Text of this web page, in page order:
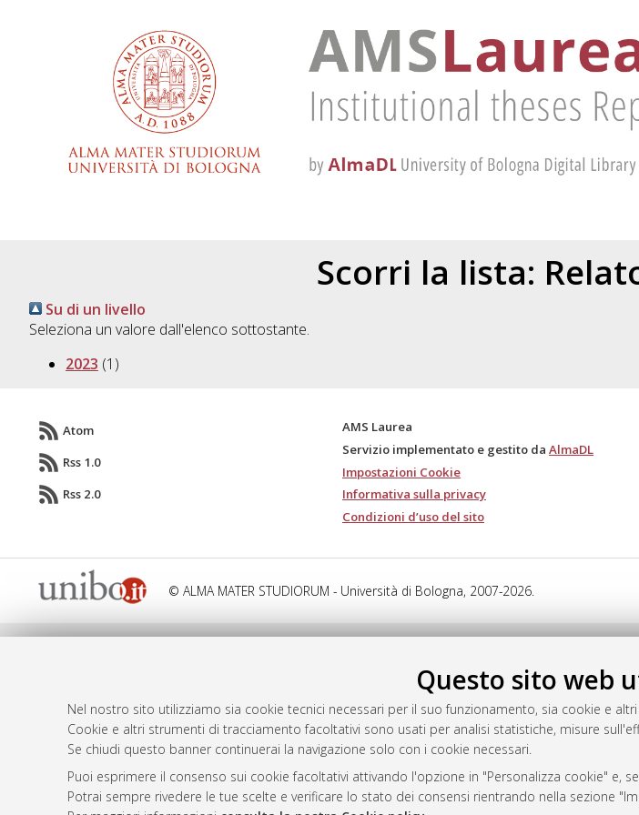
Questo sito web
Nel nostro sito utilizziamo sia cookie tecnici necessari per il suo funzionamento, sia cookie e
Cookie e altri strumenti di tracciamento facoltativi sono usati per analisi statistiche, misure
Se chiudi questo banner continuerai la navigazione solo con i cookie necessari.
Puoi esprimere il consenso sui cookie facoltativi attivando l'opzione in "Personalizza cookie" e,
Potrai sempre rivedere le tue scelte e verificare lo stato dei consensi rientrando nella sezione
Scorri la lista:
Su di un livello
Seleziona un valore dall'elenco sottostante.
2023 (1)
Atom
Rss 1.0
Rss 2.0
AMS Laurea
Servizio implementato e gestito da AlmaDL
Impostazioni Cookie
Informativa sulla privacy
Condizioni d’uso del sito
© ALMA MATER STUDIORUM - Università di Bologna, 2007-2026.